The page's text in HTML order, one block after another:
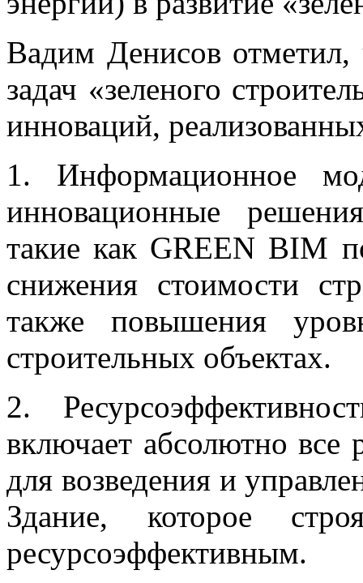
Вадим Денисов
задач «зеленого
инноваций,
1. Информационное
инновационные
такие как GREEN BIM
снижения стоимости
также повышения
строительных объектах.
2.
включает абсолютно все
для возведения и
Здание, которое
ресурсоэффективным.